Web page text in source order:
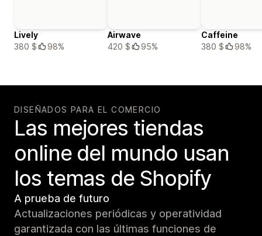
Lively
380 $
98%
Airwave
420 $
95%
Caffeine
380 $
98%
DISEÑADOS PARA EL COMERCIO
Las mejores tiendas
online del mundo usan
los temas de Shopify
A prueba de futuro
Actualizaciones periódicas y operatividad
garantizada con las últimas funciones de